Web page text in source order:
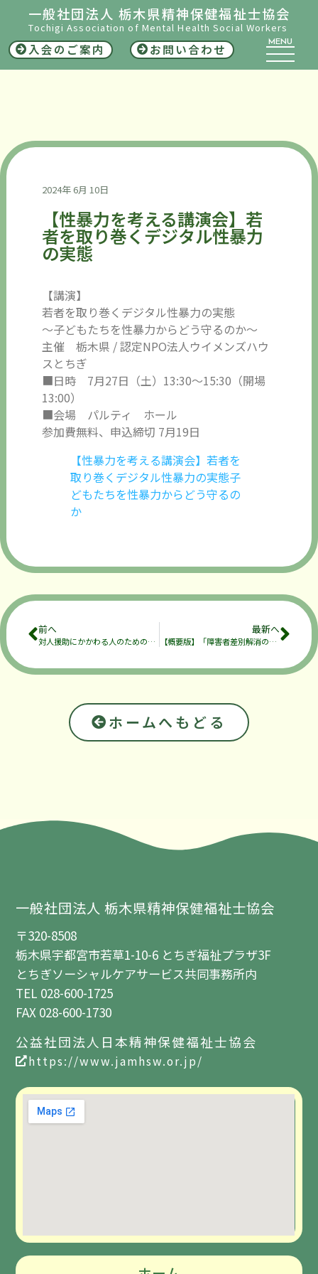
一般社団法人 栃木県精神保健福祉士協会
Tochigi Association of Mental Health Social Workers
入会のご案内 お問い合わせ MENU
2024年 6月 10日
【性暴力を考える講演会】若
者を取り巻くデジタル性暴力
の実態
【講演】
若者を取り巻くデジタル性暴力の実態
～子どもたちを性暴力からどう守るのか～
主催 栃木県 / 認定NPO法人ウイメンズハウ
スとちぎ
■日時 7月27日（土）13:30～15:30（開場
13:00）
■会場 パルティ ホール
参加費無料、申込締切 7月19日
【性暴力を考える講演会】若者を
取り巻くデジタル性暴力の実態子
どもたちを性暴力からどう守るの
か
前へ
対人援助にかかわる人のための「心を学ぶ講座」開催のお知らせです
最新へ
【概要版】「障害者差別解消のための道しるべ」の改定について
ホームへもどる
一般社団法人 栃木県精神保健福祉士協会
〒320-8508
栃木県宇都宮市若草1-10-6 とちぎ福祉プラザ3F
とちぎソーシャルケアサービス共同事務所内
TEL 028-600-1725
FAX 028-600-1730
公益社団法人日本精神保健福祉士協会
https://www.jamhsw.or.jp/